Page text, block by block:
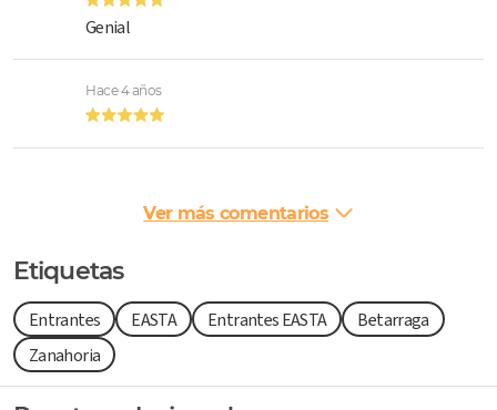
Genial
Hace 4 años
Ver más comentarios
Etiquetas
Entrantes EASTA Entrantes EASTA
Betarraga
Zanahoria